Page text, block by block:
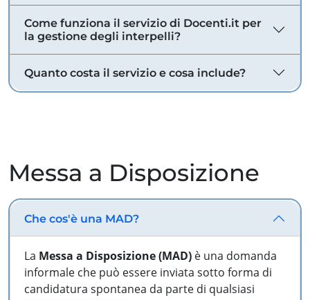
Come funziona il servizio di Docenti.it per
la gestione degli interpelli?
Quanto costa il servizio e cosa include?
Messa a Disposizione
Che cos'è una MAD?
La Messa a Disposizione (MAD) è una domanda
informale che può essere inviata sotto forma di
candidatura spontanea da parte di qualsiasi